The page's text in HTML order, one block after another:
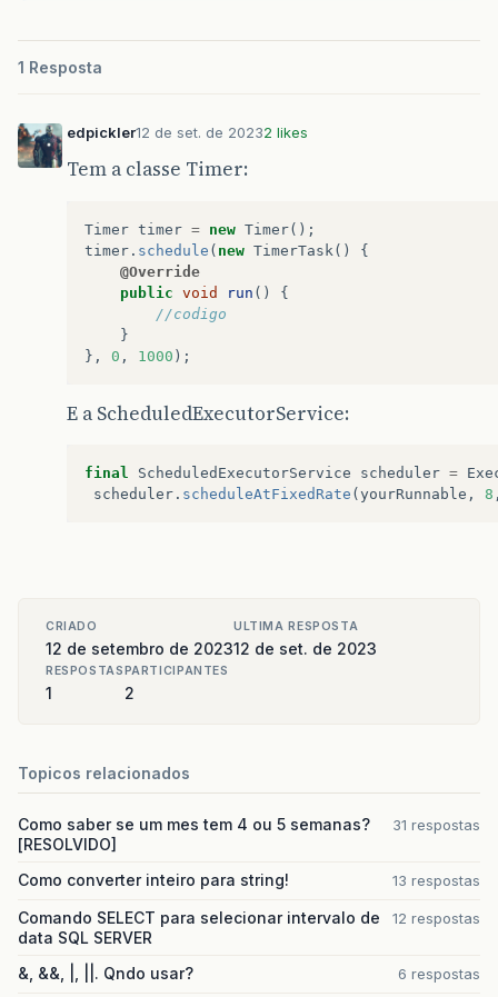
1 Resposta
edpickler12 de set. de 20232 likes
Tem a classe Timer:
Timer timer = new Timer();
timer . schedule ( new TimerTask ()
{
@Override
public void run ()
{
//codigo
}
},
0 , 1000 );
E a ScheduledExecutorService:
final ScheduledExecutorService scheduler =
scheduler . scheduleAtFixedRate ( yourRunnable , 8
CRIADO
12 de setembro de 2023
ULTIMA RESPOSTA
12 de set. de 2023
RESPOSTAS
1
PARTICIPANTES
2
Topicos relacionados
Como saber se um mes tem 4 ou 5 semanas?
[RESOLVIDO]
31 respostas
Como converter inteiro para string! 13 respostas
Comando SELECT para selecionar intervalo de
data SQL SERVER
12 respostas
&, &&, |, ||. Qndo usar? 6 respostas